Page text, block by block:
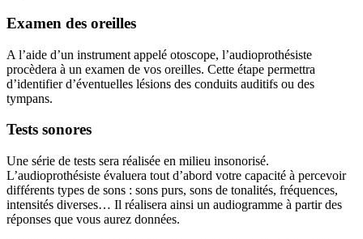
Examen des oreilles
A l’aide d’un instrument appelé otoscope, l’audioprothésiste
procèdera à un examen de vos oreilles. Cette étape permettra
d’identifier d’éventuelles lésions des conduits auditifs ou des
tympans.
Tests sonores
Une série de tests sera réalisée en milieu insonorisé.
L’audioprothésiste évaluera tout d’abord votre capacité à percevoir
différents types de sons : sons purs, sons de tonalités, fréquences,
intensités diverses… Il réalisera ainsi un audiogramme à partir des
réponses que vous aurez données.